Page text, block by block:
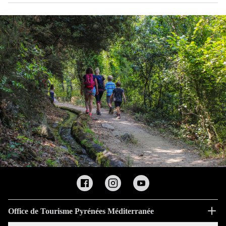
Office de Tourisme Pyrénées Méditerranée